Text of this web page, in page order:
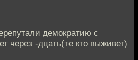
демократию с
через -дцать(те кто выживет)